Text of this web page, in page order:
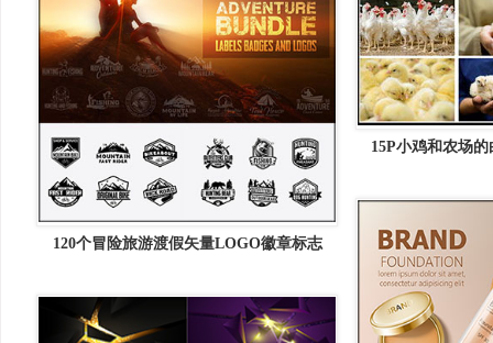
15P小鸡和农场
120个冒险旅游渡假矢量LOGO徽章标志